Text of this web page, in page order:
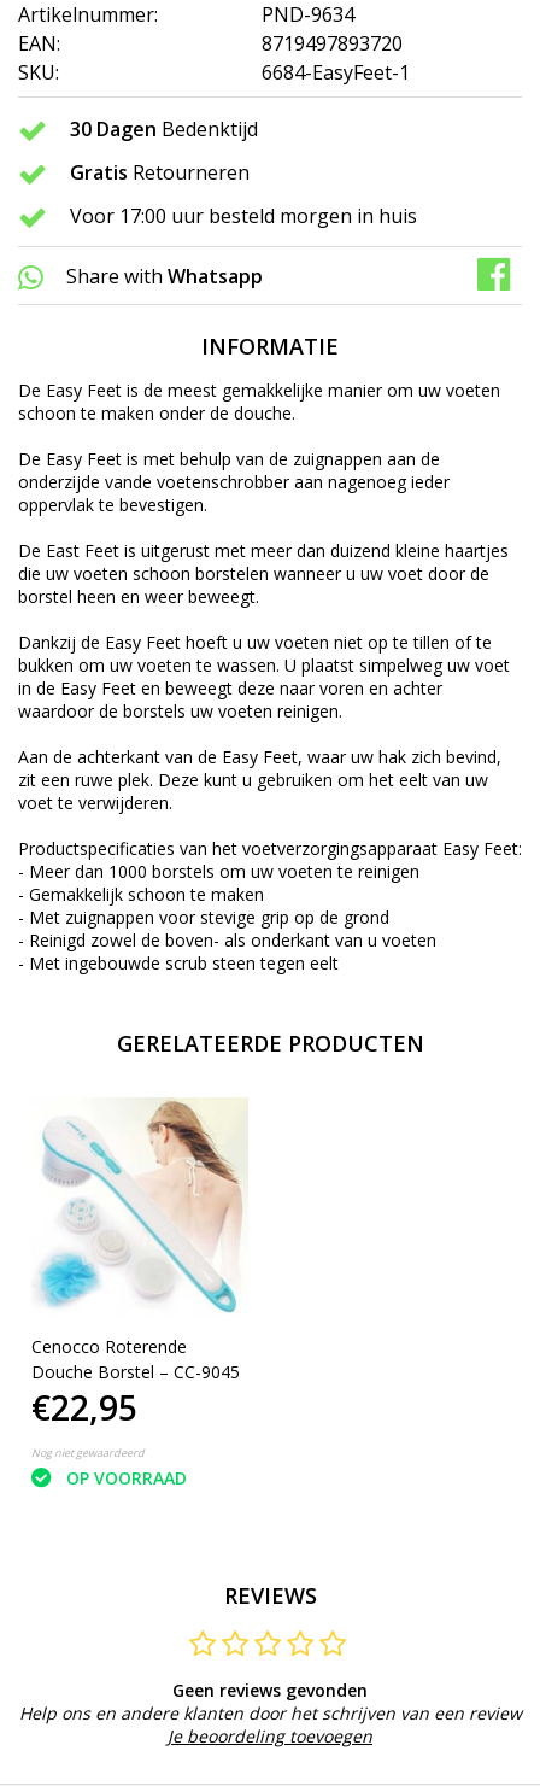
Artikelnummer:
PND-9634
EAN:
8719497893720
SKU:
6684-EasyFeet-1
30 Dagen Bedenktijd
Gratis Retourneren
Voor 17:00 uur besteld morgen in huis
Share with Whatsapp
INFORMATIE
De Easy Feet is de meest gemakkelijke manier om uw voeten
schoon te maken onder de douche.
De Easy Feet is met behulp van de zuignappen aan de
onderzijde vande voetenschrobber aan nagenoeg ieder
oppervlak te bevestigen.
De East Feet is uitgerust met meer dan duizend kleine haartjes
die uw voeten schoon borstelen wanneer u uw voet door de
borstel heen en weer beweegt.
Dankzij de Easy Feet hoeft u uw voeten niet op te tillen of te
bukken om uw voeten te wassen. U plaatst simpelweg uw voet
in de Easy Feet en beweegt deze naar voren en achter
waardoor de borstels uw voeten reinigen.
Aan de achterkant van de Easy Feet, waar uw hak zich bevind,
zit een ruwe plek. Deze kunt u gebruiken om het eelt van uw
voet te verwijderen.
Productspecificaties van het voetverzorgingsapparaat Easy Feet:
- Meer dan 1000 borstels om uw voeten te reinigen
- Gemakkelijk schoon te maken
- Met zuignappen voor stevige grip op de grond
- Reinigd zowel de boven- als onderkant van u voeten
- Met ingebouwde scrub steen tegen eelt
GERELATEERDE PRODUCTEN
Cenocco Roterende
Douche Borstel – CC-9045
€22,95
Nog niet gewaardeerd
OP VOORRAAD
REVIEWS
Geen reviews gevonden
Help ons en andere klanten door het schrijven van een review
Je beoordeling toevoegen